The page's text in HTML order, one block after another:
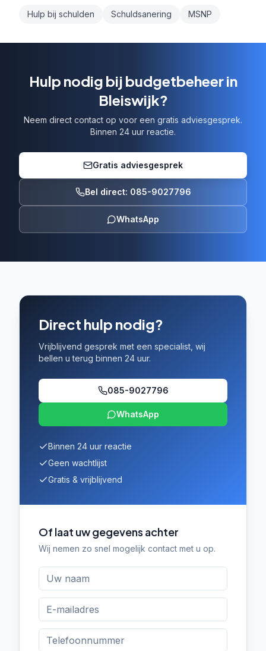
Hulp bij schulden Schuldsanering MSNP
Hulp nodig bij budgetbeheer in
Bleiswijk?
Neem direct contact op voor een gratis adviesgesprek.
Binnen 24 uur reactie.
Gratis adviesgesprek
Bel direct: 085-9027796
WhatsApp
Direct hulp nodig?
Vrijblijvend gesprek met een specialist, wij
bellen u terug binnen 24 uur.
085-9027796
WhatsApp
Binnen 24 uur reactie
Geen wachtlijst
Gratis & vrijblijvend
Of laat uw gegevens achter
Wij nemen zo snel mogelijk contact met u op.